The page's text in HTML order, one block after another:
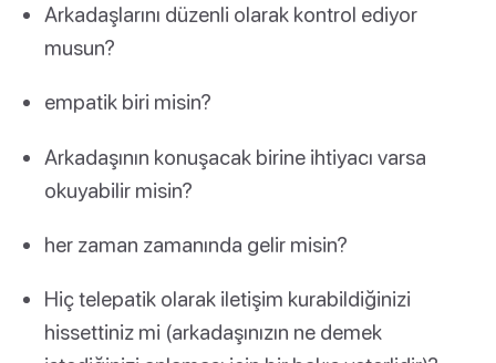
Arkadaşlarını düzenli olarak kontrol ediyor
musun?
empatik biri misin?
Arkadaşının konuşacak birine ihtiyacı varsa
okuyabilir misin?
her zaman zamanında gelir misin?
Hiç telepatik olarak iletişim kurabildiğinizi
hissettiniz mi (arkadaşınızın ne demek